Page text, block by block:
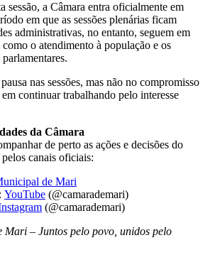
sessão, a Câmara entra oficialmente em
em que as sessões plenárias ficam
administrativas, no entanto, seguem em
o atendimento à população e os
nas sessões, mas não no compromisso
continuar trabalhando pelo interesse
da Câmara
de perto as ações e decisões do
canais oficiais:
de Mari
YouTube (@camarademari)
(@camarademari)
– Juntos pelo povo, unidos pelo